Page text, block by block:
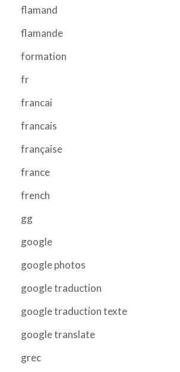
flamand
flamande
formation
fr
francai
francais
française
france
french
gg
google
google photos
google traduction
google traduction texte
google translate
grec